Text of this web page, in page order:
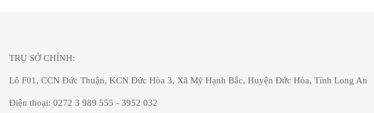
TRỤ SỞ CHÍNH:
Lô F01, CCN Đức Thuận, KCN Đức Hòa 3, Xã Mỹ Hạnh Bắc, Huyện Đức Hòa, Tỉnh Long An
Điện thoại: 0272 3 989 555 - 3952 032